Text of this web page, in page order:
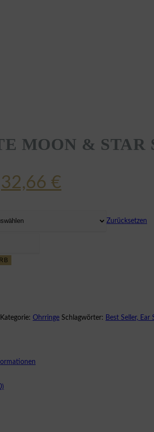
MOON & STAR
Ursprünglicher
war:
32,66 €
Zurücksetzen
Kategorie: Ohrringe Schlagwörter: Best Seller,